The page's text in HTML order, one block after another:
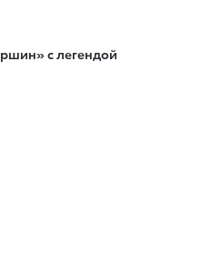
с легендой